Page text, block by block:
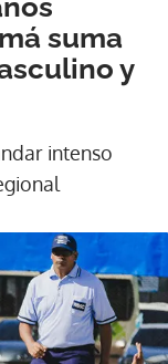
suma
y
intenso